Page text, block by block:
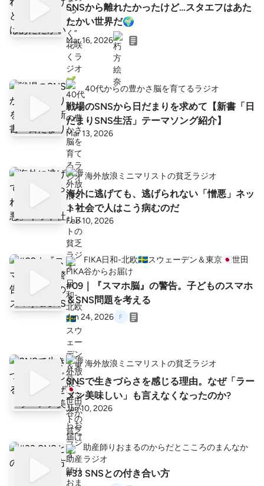
SNSから離れたかったけど…スタエフはあた
たかい世界だ🌍
Mar 16, 2026
40代からの豊かさ脳を育てるラジオ
戦場のSNSから日だまりを求めて【新書「日
だまりSNS生活」テーマソング紹介】
Mar 13, 2026
海外放浪ミニマリストの貧乏ラジオ
海外に逃げても、逃げられない「憎悪」ネッ
ト社会で人はこう病むのだ
Feb 10, 2026
FIKA日和-北欧🇸🇪スウェーデン＆東京🇯🇵世田
谷からお届け
#09｜『スマホ脳』の警告。子どものスマホ
＆SNS問題を考える
Jan 24, 2026
海外放浪ミニマリストの貧乏ラジオ
SNSで生きづらさを感じる理由。なぜ「ラー
メン美味しい」も言えなくなったのか?
Jan 10, 2026
助産師りおまるのからだとこころのまんなか
ラジオ
#33 SNSとの付き合い方